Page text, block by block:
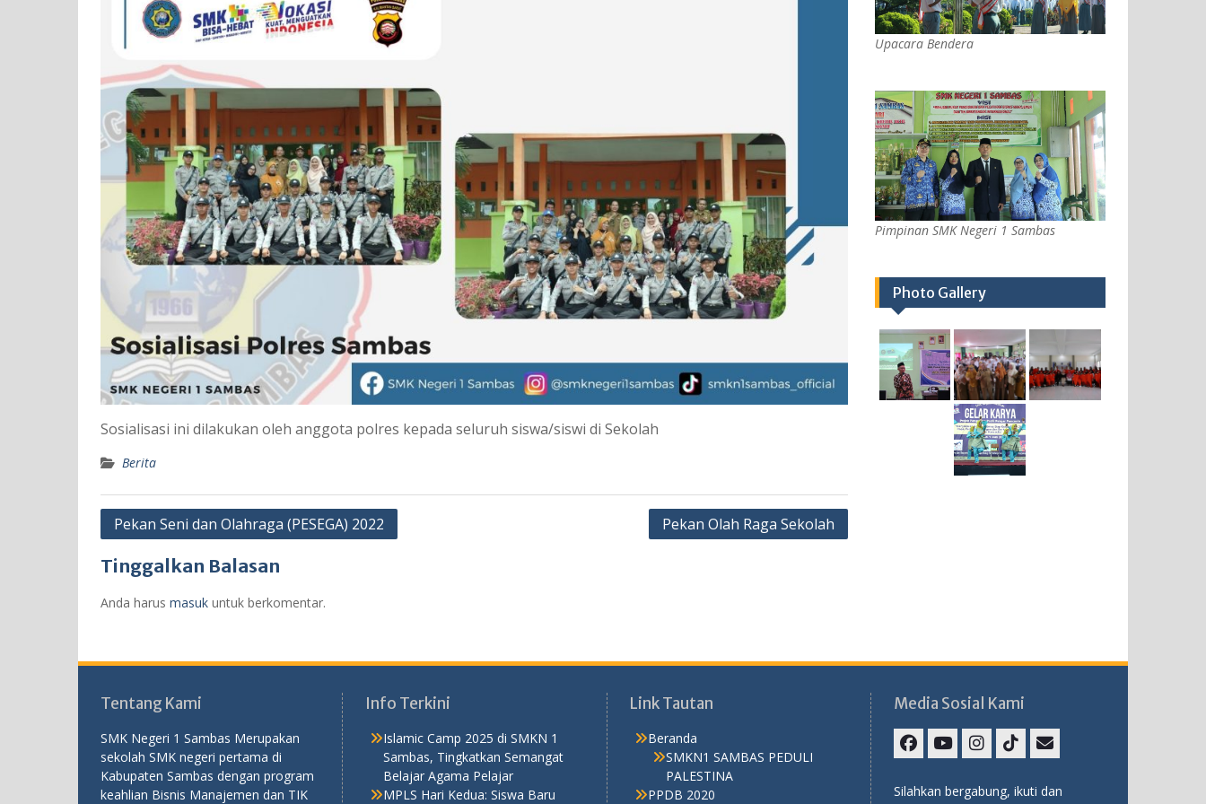
Sosialisasi ini dilakukan oleh anggota polres kepada seluruh siswa/siswi di Sekolah
Berita
Navigasi
Pekan Seni dan Olahraga (PESEGA) 2022 Pekan Olah Raga Sekolah
Tinggalkan Balasan
Anda harus masuk untuk berkomentar.
Upacara Bendera
Pimpinan SMK Negeri 1 Sambas
Photo Gallery
Tentang Kami
SMK Negeri 1 Sambas Merupakan
sekolah SMK negeri pertama di
Kabupaten Sambas dengan program
keahlian Bisnis Manajemen dan TIK
Info Terkini
Islamic Camp 2025 di SMKN 1
Sambas, Tingkatkan Semangat
Belajar Agama Pelajar
MPLS Hari Kedua: Siswa Baru
Link Tautan
Beranda
SMKN1 SAMBAS PEDULI
PALESTINA
PPDB 2020
Media Sosial Kami
Silahkan bergabung, ikuti dan